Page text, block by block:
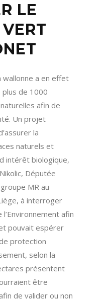
LE
wallonne a en effet
plus de 1000
afin de
Un projet
la
naturels et
intérêt biologique,
Députée
MR au
à interroger
afin
pouvait espérer
protection
selon la
présentent
être
de valider ou non